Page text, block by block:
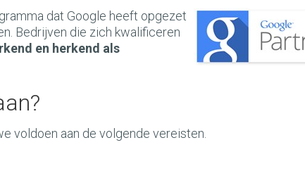
dat Google heeft opgezet
Bedrijven die zich kwalificeren
en herkend als
voldoen aan de volgende vereisten.